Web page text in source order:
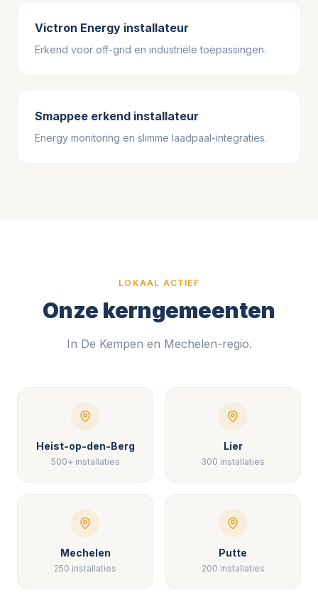
Victron Energy installateur
Erkend voor off-grid en industriële toepassingen.
Smappee erkend installateur
Energy monitoring en slimme laadpaal-integraties.
LOKAAL ACTIEF
Onze kerngemeenten
In De Kempen en Mechelen-regio.
Heist-op-den-Berg
500+ installaties
Lier
300 installaties
Mechelen
250 installaties
Putte
200 installaties